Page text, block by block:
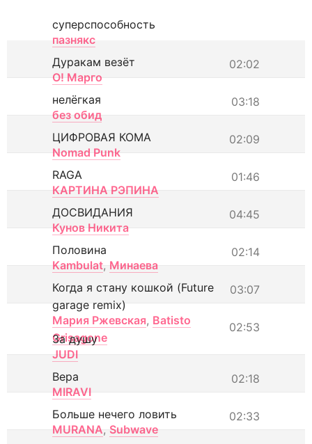
суперспособность
пазнякс
02:02
Дуракам везёт
О! Марго
03:18
нелёгкая
без обид
02:09
ЦИФРОВАЯ КОМА
Nomad Punk
01:46
RAGA
КАРТИНА РЭПИНА
04:45
ДОСВИДАНИЯ
Кунов Никита
02:14
Половина
Kambulat, Минаева
03:07
Когда я стану кошкой (Future
garage remix)
Мария Ржевская, Batisto
Grisagone
02:53
За душу
JUDI
02:18
Вера
MIRAVI
02:33
Больше нечего ловить
MURANA, Subwave